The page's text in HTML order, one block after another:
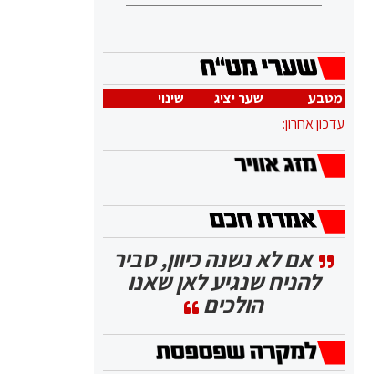
מטבע שער יציג
שינוי
עדכון אחרון:
אם לא נשנה כיוון, סביר
להניח שנגיע לאן שאנו
הולכים